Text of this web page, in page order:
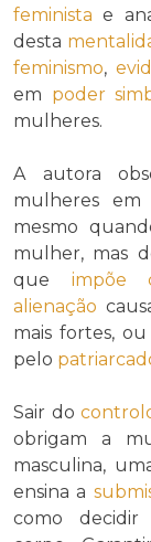
feminista e
desta
feminismo,
em poder
mulheres.
A autora
mulheres
mesmo
mulher, mas
que impõe
alienação
mais fortes,
pelo
Sair do
obrigam a
masculina,
ensina a
como